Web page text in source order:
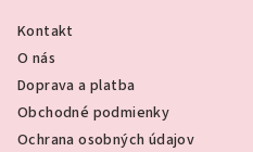
Kontakt
O nás
Doprava a platba
Obchodné podmienky
Ochrana osobných údajov